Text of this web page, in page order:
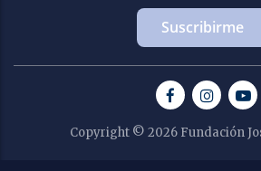
Copyright © 2026 Fundación